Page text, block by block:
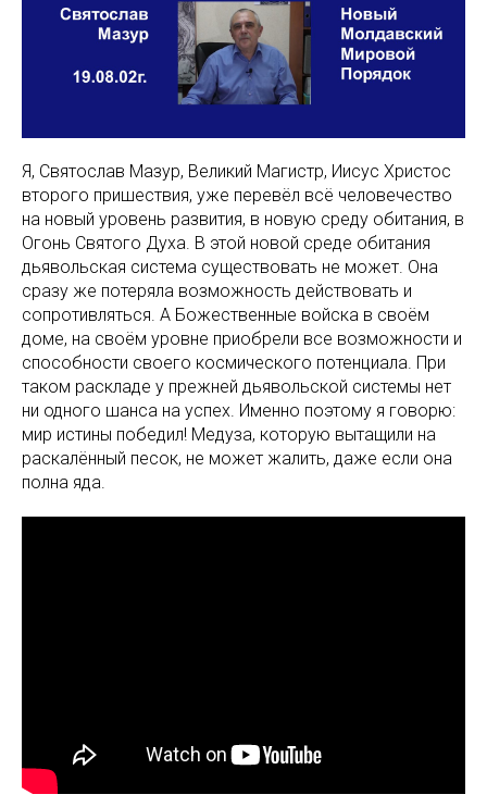
Я, Святослав Мазур, Великий Магистр, Иисус Христос
второго пришествия, уже перевёл всё человечество
на новый уровень развития, в новую среду обитания, в
Огонь Святого Духа. В этой новой среде обитания
дьявольская система существовать не может. Она
сразу же потеряла возможность действовать и
сопротивляться. А Божественные войска в своём
доме, на своём уровне приобрели все возможности и
способности своего космического потенциала. При
таком раскладе у прежней дьявольской системы нет
ни одного шанса на успех. Именно поэтому я говорю:
мир истины победил! Медуза, которую вытащили на
раскалённый песок, не может жалить, даже если она
полна яда.